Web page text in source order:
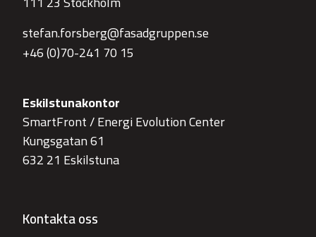
stefan.forsberg@fasadgruppen.se
+46 (0)70-241 70 15
Eskilstunakontor
SmartFront / Energi Evolution Center
Kungsgatan 61
632 21 Eskilstuna
Kontakta oss